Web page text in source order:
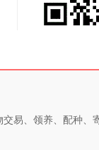
易、领养、配种